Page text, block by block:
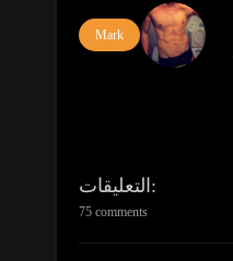
Mark
التعليقات
75 comments